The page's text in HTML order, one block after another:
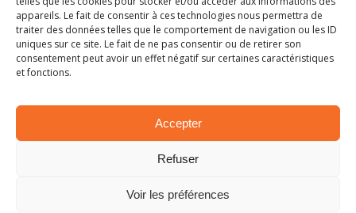
appareils. Le fait de consentir à ces technologies nous permettra de
traiter des données telles que le comportement de navigation ou les ID
uniques sur ce site. Le fait de ne pas consentir ou de retirer son
consentement peut avoir un effet négatif sur certaines caractéristiques
et fonctions.
Accepter
Refuser
Voir les préférences
ARTICLES SIMILAIRES